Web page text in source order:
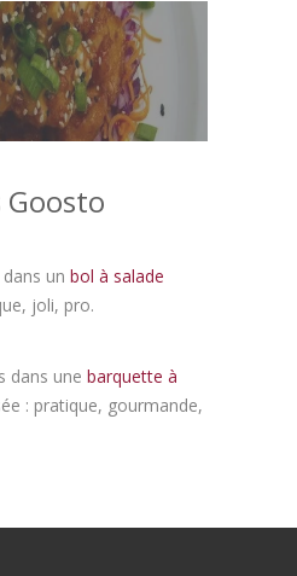
Goosto
un bol à salade
joli, pro.
dans une barquette à
: pratique, gourmande,